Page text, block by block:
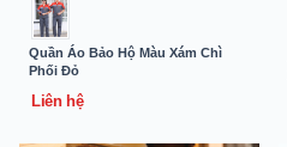
Quần Áo Bảo Hộ Màu Xám Chì
Phối Đỏ
Liên hệ